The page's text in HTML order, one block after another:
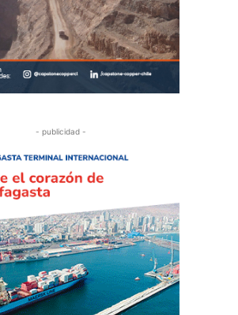
- publicidad -